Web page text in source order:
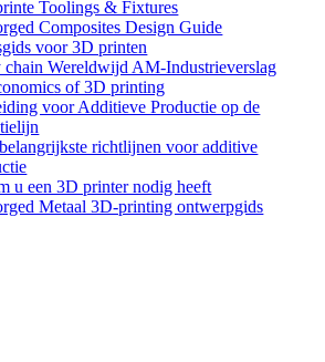
Toolings & Fixtures
Composites Design Guide
voor 3D printen
chain Wereldwijd AM-Industrieverslag
of 3D printing
voor Additieve Productie op de
richtlijnen voor additive
u een 3D printer nodig heeft
Metaal 3D-printing ontwerpgids